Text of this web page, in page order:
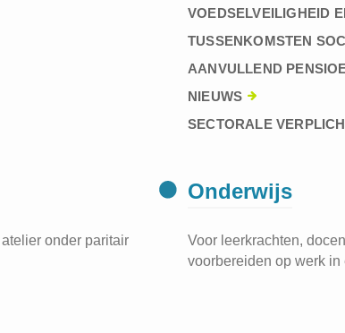
VOEDSELVEILIGHEID
TUSSENKOMSTEN
AANVULLEND
NIEUWS
SECTORALE
onder paritair
Onderwijs
Voor leerkrachten,
voorbereiden op werk